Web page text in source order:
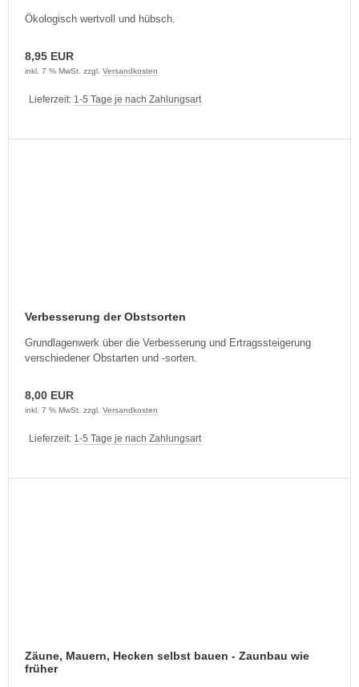
Ökologisch wertvoll und hübsch.
8,95 EUR
inkl. 7 % MwSt. zzgl. Versandkosten
Lieferzeit: 1-5 Tage je nach Zahlungsart
Verbesserung der Obstsorten
Grundlagenwerk über die Verbesserung und Ertragssteigerung
verschiedener Obstarten und -sorten.
8,00 EUR
inkl. 7 % MwSt. zzgl. Versandkosten
Lieferzeit: 1-5 Tage je nach Zahlungsart
Zäune, Mauern, Hecken selbst bauen - Zaunbau wie
früher